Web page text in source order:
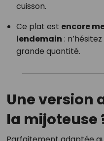
cuisson.
Ce plat est encore
lendemain :
grande quantité.
Une version
la mijoteuse